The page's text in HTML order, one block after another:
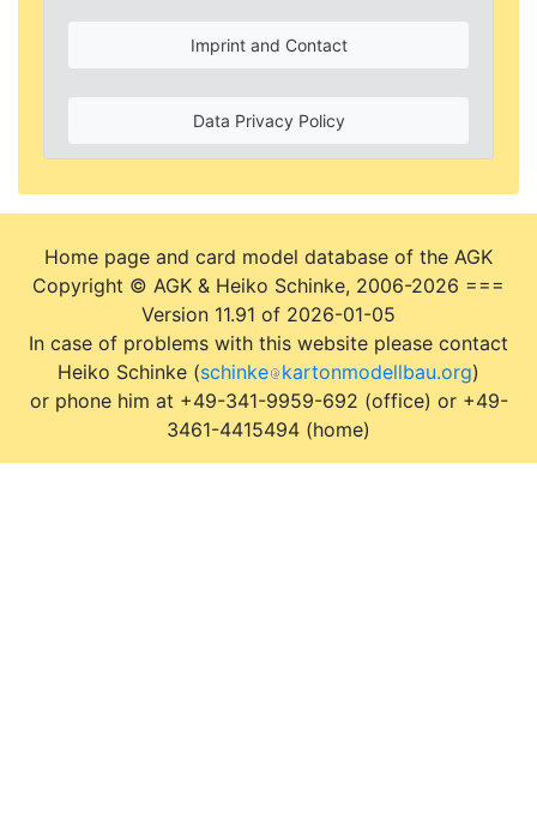
Imprint and Contact
Data Privacy Policy
Home page and card model database of the AGK
Copyright © AGK & Heiko Schinke, 2006-2026 ===
Version 11.91 of 2026-01-05
In case of problems with this website please contact
Heiko Schinke (schinke kartonmodellbau.org)
or phone him at +49-341-9959-692 (office) or +49-
3461-4415494 (home)